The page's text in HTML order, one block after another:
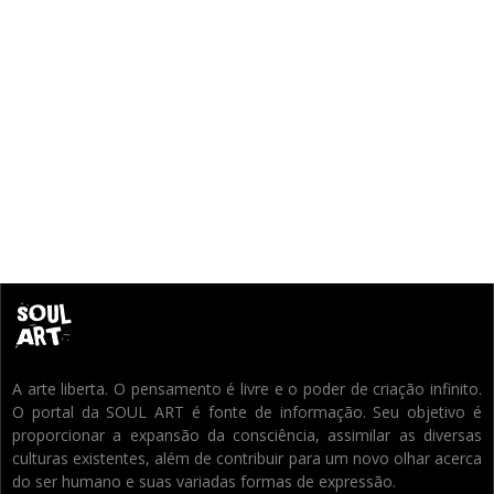
A arte liberta. O pensamento é livre e o poder de criação infinito.
O portal da SOUL ART é fonte de informação. Seu objetivo é
proporcionar a expansão da consciência, assimilar as diversas
culturas existentes, além de contribuir para um novo olhar acerca
do ser humano e suas variadas formas de expressão.